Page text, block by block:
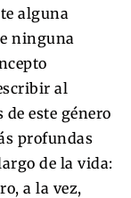
alguna
ninguna
al
este género
profundas
de la vida:
a la vez,